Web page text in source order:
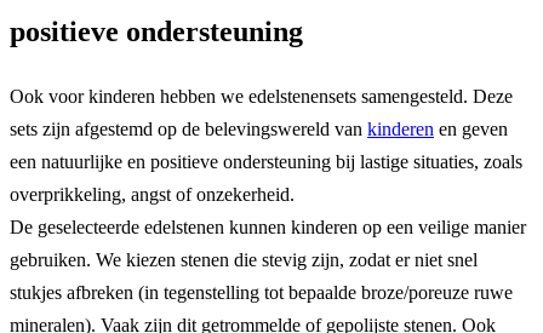
positieve ondersteuning
Ook voor kinderen hebben we edelstenensets samengesteld. Deze
sets zijn afgestemd op de belevingswereld van kinderen en geven
een natuurlijke en positieve ondersteuning bij lastige situaties, zoals
overprikkeling, angst of onzekerheid.
De geselecteerde edelstenen kunnen kinderen op een veilige manier
gebruiken. We kiezen stenen die stevig zijn, zodat er niet snel
stukjes afbreken (in tegenstelling tot bepaalde broze/poreuze ruwe
mineralen). Vaak zijn dit getrommelde of gepolijste stenen. Ook